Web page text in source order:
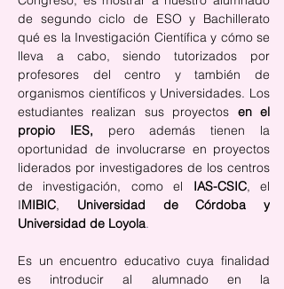
de segundo ciclo de ESO y Bachillerato
qué es la Investigación Científica y cómo se
lleva a cabo, siendo tutorizados por
profesores del centro y también de
organismos científicos y Universidades. Los
estudiantes realizan sus proyectos en el
propio IES, pero además tienen la
oportunidad de involucrarse en proyectos
liderados por investigadores de los centros
de investigación, como el IAS-CSIC, el
IMIBIC, Universidad de Córdoba y
Universidad de Loyola.
Es un encuentro educativo cuya finalidad
es introducir al alumnado en la